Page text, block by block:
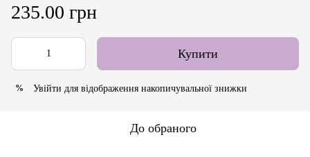
235.00 грн
Купити
% Увійти для відображення накопичувальної знижки
До обраного